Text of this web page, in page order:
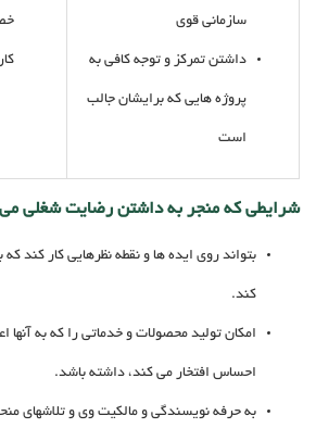
سازمانی قوی
داشتن تمرکز و توجه کافی به
پروژه هایی که برایشان جالب
است
شرایطی که منجر به داشتن رضایت شغلی
بتواند روی ایده ها و نقطه نظرهایی کار کند
کند.
امکان تولید محصولات و خدماتی را که به آنها
احساس افتخار می کند، داشته باشد.
به حرفه نویسندگی و مالکیت وی و تلاشهای